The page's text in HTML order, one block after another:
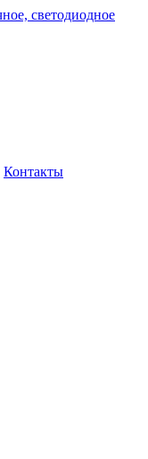
Контакты